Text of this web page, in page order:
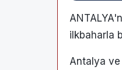
ilkbaharla
Antalya ve